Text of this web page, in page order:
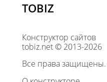
TOBIZ
Конструктор сайтов
tobiz.net © 2013-2026
Все права защищены.